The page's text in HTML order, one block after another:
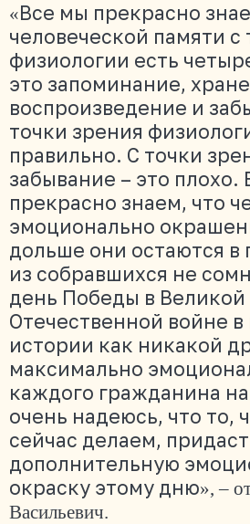
«Все мы прекрасно
человеческой памяти с
физиологии есть
это запоминание,
воспроизведение и
точки зрения
правильно. С точки
забывание – это плохо.
прекрасно знаем, что
эмоционально
дольше они остаются в
из собравшихся не
день Победы в Великой
Отечественной войне
истории как никакой
максимально
каждого гражданина
очень надеюсь, что то,
сейчас делаем, придаст
дополнительную
окраску этому дню», –
Васильевич.